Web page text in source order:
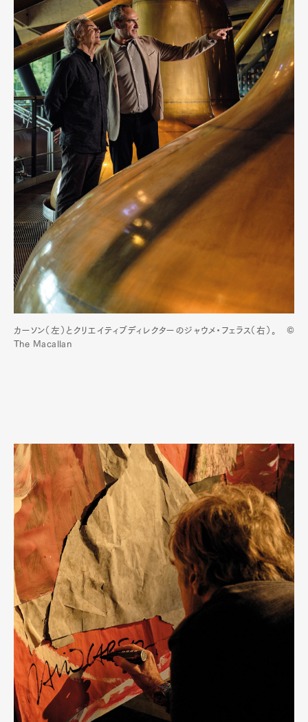
カーソン（左）とクリエイティブディレクターのジャウメ・フェラス（右）。 ©
The Macallan